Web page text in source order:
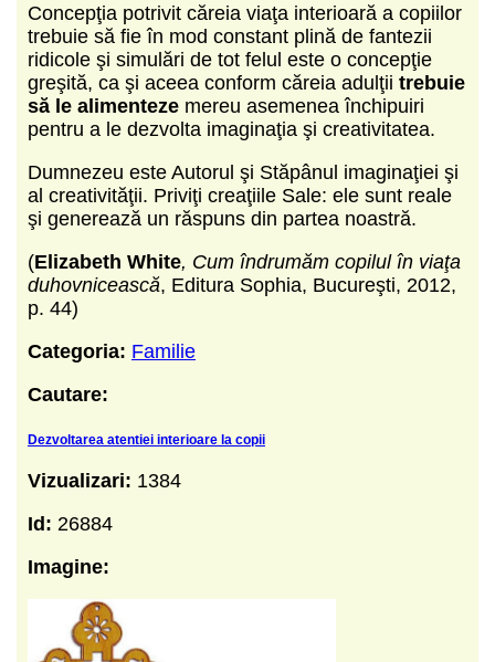
Concepţia potrivit căreia viaţa interioară a copiilor
trebuie să fie în mod constant plină de fantezii
ridicole şi simulări de tot felul este o concepţie
greşită, ca şi aceea conform căreia adulţii trebuie
să le alimenteze mereu asemenea închipuiri
pentru a le dezvolta imaginaţia şi creativitatea.
Dumnezeu este Autorul şi Stăpânul imaginaţiei şi
al creativităţii. Priviţi creaţiile Sale: ele sunt reale
şi generează un răspuns din partea noastră.
(Elizabeth White, Cum îndrumăm copilul în viaţa
duhovnicească, Editura Sophia, Bucureşti, 2012,
p. 44)
Categoria: Familie
Cautare:
Dezvoltarea atentiei interioare la copii
Vizualizari: 1384
Id: 26884
Imagine: